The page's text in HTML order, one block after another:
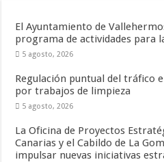
El Ayuntamiento de
programa de actividades para
5 agosto, 2026
Regulación puntual del tráfico
por trabajos de limpieza
5 agosto, 2026
La Oficina de Proyectos
Canarias y el Cabildo de La
impulsar nuevas iniciativas